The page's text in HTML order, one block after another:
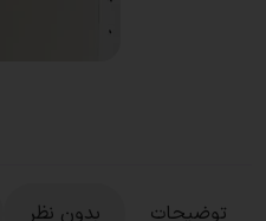
توضیحات بدون نظر